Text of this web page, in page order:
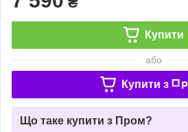
Купити
або
Купити з
Що таке купити з Пром?